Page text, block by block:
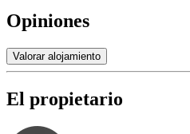
Opiniones
Valorar alojamiento
El propietario